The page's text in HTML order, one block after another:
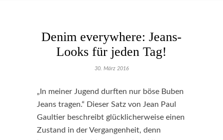
Denim everywhere: Jeans-
Looks für jeden Tag!
30. März 2016
„In meiner Jugend durften nur böse Buben
Jeans tragen.“ Dieser Satz von Jean Paul
Gaultier beschreibt glücklicherweise einen
Zustand in der Vergangenheit, denn